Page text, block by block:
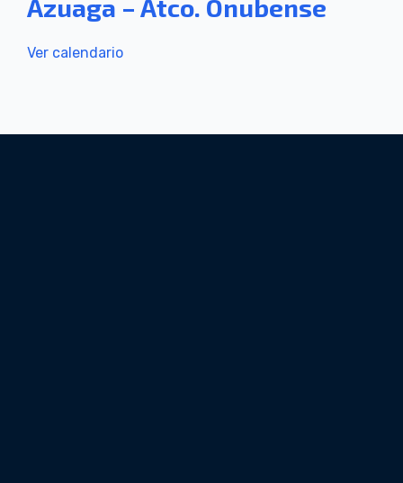
Azuaga – Atco. Onubense
Ver calendario